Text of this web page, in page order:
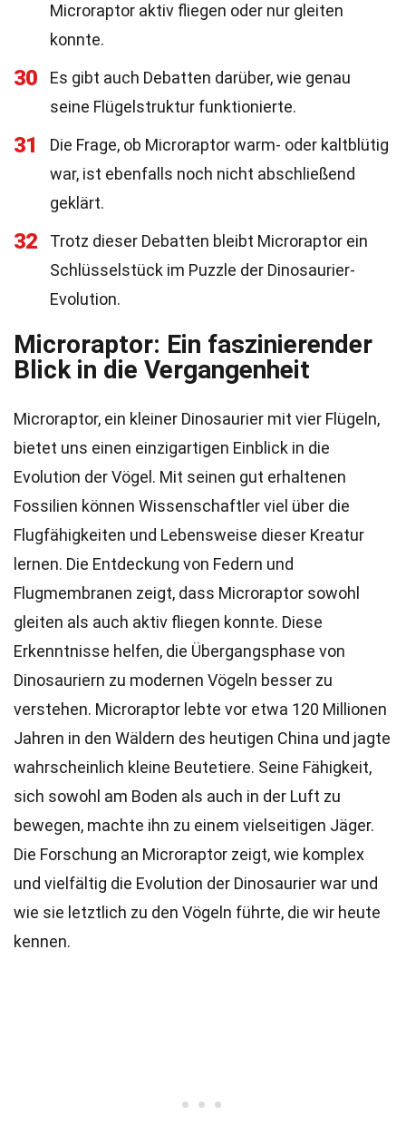
Microraptor aktiv fliegen oder nur gleiten
konnte.
30
Es gibt auch Debatten darüber, wie genau
seine Flügelstruktur funktionierte.
31
Die Frage, ob Microraptor warm- oder kaltblütig
war, ist ebenfalls noch nicht abschließend
geklärt.
32
Trotz dieser Debatten bleibt Microraptor ein
Schlüsselstück im Puzzle der Dinosaurier-
Evolution.
Microraptor: Ein faszinierender
Blick in die Vergangenheit
Microraptor, ein kleiner Dinosaurier mit vier Flügeln,
bietet uns einen einzigartigen Einblick in die
Evolution der Vögel. Mit seinen gut erhaltenen
Fossilien können Wissenschaftler viel über die
Flugfähigkeiten und Lebensweise dieser Kreatur
lernen. Die Entdeckung von Federn und
Flugmembranen zeigt, dass Microraptor sowohl
gleiten als auch aktiv fliegen konnte. Diese
Erkenntnisse helfen, die Übergangsphase von
Dinosauriern zu modernen Vögeln besser zu
verstehen. Microraptor lebte vor etwa 120 Millionen
Jahren in den Wäldern des heutigen China und jagte
wahrscheinlich kleine Beutetiere. Seine Fähigkeit,
sich sowohl am Boden als auch in der Luft zu
bewegen, machte ihn zu einem vielseitigen Jäger.
Die Forschung an Microraptor zeigt, wie komplex
und vielfältig die Evolution der Dinosaurier war und
wie sie letztlich zu den Vögeln führte, die wir heute
kennen.